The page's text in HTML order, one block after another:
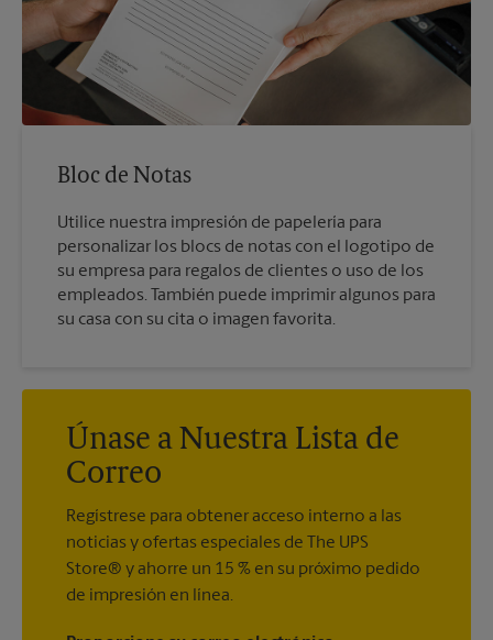
Bloc de Notas
Utilice nuestra impresión de papelería para
personalizar los blocs de notas con el logotipo de
su empresa para regalos de clientes o uso de los
empleados. También puede imprimir algunos para
su casa con su cita o imagen favorita.
Únase a Nuestra Lista de
Correo
Regístrese para obtener acceso interno a las
noticias y ofertas especiales de The UPS
Store® y ahorre un 15 % en su próximo pedido
de impresión en línea.